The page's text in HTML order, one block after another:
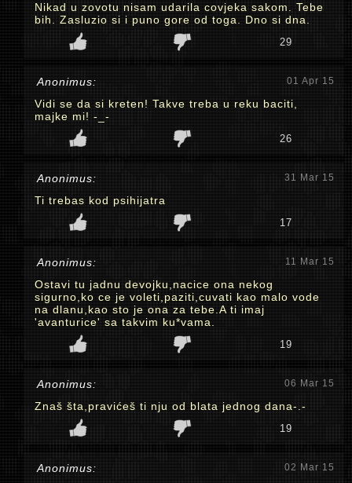
Nikad u zovotu nisam udarila covjeka sakom. Tebe
bih. Zasluzio si i puno gore od toga. Dno si dna.
29
Anonimus: 01 Apr 15
Vidi se da si kreten! Takve treba u reku baciti,
majke mi! -_-
26
Anonimus: 31 Mar 15
Ti trebas kod psihijatra
17
Anonimus: 11 Mar 15
Ostavi tu jadnu devojku,nacice ona nekog
sigurno,ko ce je voleti,paziti,cuvati kao malo vode
na dlanu,kao sto je ona za tebe.A ti imaj
'avanturice' sa takvim ku*vama.
19
Anonimus: 06 Mar 15
Znaš šta,pravićeš ti nju od blata jednog dana-.-
19
Anonimus: 02 Mar 15